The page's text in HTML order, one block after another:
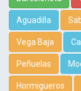
Aguadilla
Vega Baja
Peñuelas
Hormigueros